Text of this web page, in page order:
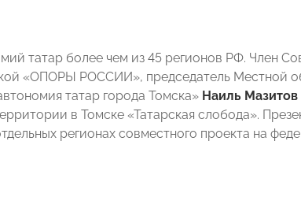
татар более чем из 45 регионов РФ. Член
«ОПОРЫ РОССИИ», председатель Местной
татар города Томска» Наиль Мазитов
в Томске «Татарская слобода».
регионах совместного проекта на